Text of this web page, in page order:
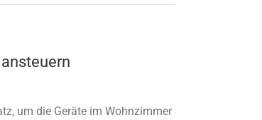
um die Geräte im Wohnzimmer